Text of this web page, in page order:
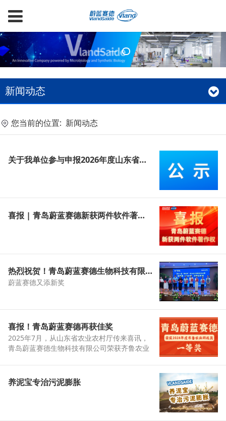
新闻动态
您当前的位置: 新闻动态
关于我单位参与申报2026年度山东省科学技术奖项目的公示
喜报 | 青岛蔚蓝赛德新获两件软件著作权，解锁环保用微生物菌种资源开发的新范式
热烈祝贺！青岛蔚蓝赛德生物科技有限公司荣获 2025 第十一届“市长杯”中小企业创新创业大赛区域赛（企业组）决赛优胜奖
蔚蓝赛德又添新奖
喜报！青岛蔚蓝赛德再获佳奖
2025年7月，从山东省农业农村厅传来喜讯，
青岛蔚蓝赛德生物科技有限公司荣获齐鲁农业
养泥宝专治污泥膨胀